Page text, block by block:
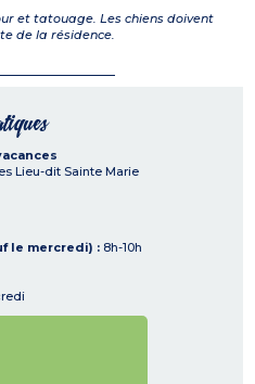
et tatouage. Les chiens doivent
de la résidence.
Lieu-dit Sainte Marie
le mercredi) : 8h-10h